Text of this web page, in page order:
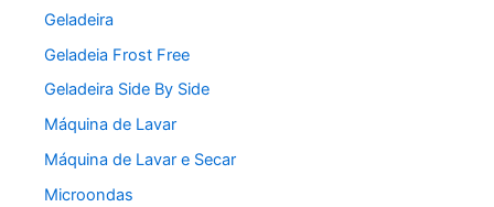
Geladeira
Geladeia Frost Free
Geladeira Side By Side
Máquina de Lavar
Máquina de Lavar e Secar
Microondas